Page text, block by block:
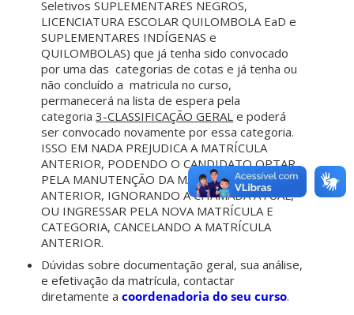
Seletivos SUPLEMENTARES NEGROS,
LICENCIATURA ESCOLAR QUILOMBOLA EaD e
SUPLEMENTARES INDÍGENAS e
QUILOMBOLAS) que já tenha sido convocado
por uma das categorias de cotas e já tenha ou
não concluído a matricula no curso,
permanecerá na lista de espera pela
categoria3-CLASSIFICAÇÃO GERAL e poderá
ser convocado novamente por essa categoria.
ISSO EM NADA PREJUDICA A MATRÍCULA
ANTERIOR, PODENDO O CANDIDATO OPTAR
PELA MANUTENÇÃO DA MATRÍCULA
ANTERIOR, IGNORANDO A CHAMADA ATUAL,
OU INGRESSAR PELA NOVA MATRÍCULA E
CATEGORIA, CANCELANDO A MATRÍCULA
ANTERIOR.
Dúvidas sobre documentação geral, sua análise,
e efetivação da matrícula, contactar
diretamente acoordenadoria do seu curso.